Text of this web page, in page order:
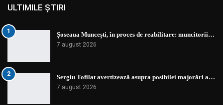
ULTIMILE ȘTIRI
1 Șoseaua Muncești, în proces de reabilitare: muncitorii…
7 august 2026
2 Sergiu Tofilat avertizează asupra posibilei majorări a…
7 august 2026